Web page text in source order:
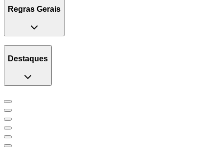
Regras Gerais
Destaques